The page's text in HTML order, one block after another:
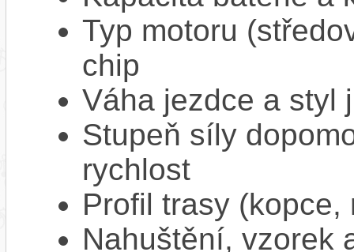
Typ motoru
chip
Váha jezdce a styl
Stupeň síly
rychlost
Profil trasy
Nahuštění, vzorek